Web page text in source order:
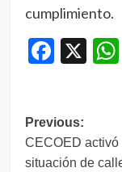
cumplimiento.
X
de
Previous:
CECOED activó
situación de